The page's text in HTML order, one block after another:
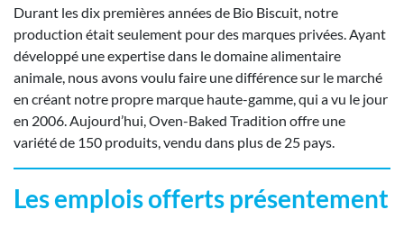
Employeurs
Publiez une offre d'emploi
Durant les dix premières années de Bio Biscuit, notre
production était seulement pour des marques privées. Ayant
développé une expertise dans le domaine alimentaire
animale, nous avons voulu faire une différence sur le marché
en créant notre propre marque haute-gamme, qui a vu le jour
en 2006. Aujourd’hui, Oven-Baked Tradition offre une
variété de 150 produits, vendu dans plus de 25 pays.
Les emplois offerts présentement